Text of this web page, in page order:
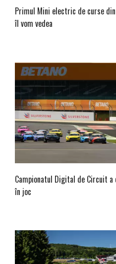
Primul Mini electric de curse
îl vom vedea
Campionatul Digital de Circuit
în joc